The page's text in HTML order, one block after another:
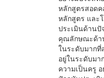
หลักสูตรสอด
หลักสูตร และ
ประเมินด้าน
คุณลักษณะด้า
ในระดับมาก
อยู่ในระดับม
ความเป็นครู